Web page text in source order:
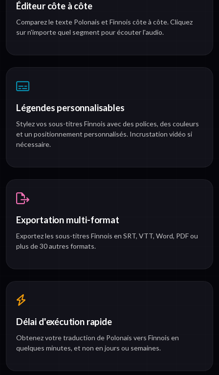
Éditeur côte à côte
Comparez le texte Polonais et Finnois côte à côte. Cliquez
sur n'importe quel segment pour écouter l'audio.
Légendes personnalisables
Stylez vos sous-titres Finnois avec des polices, des couleurs
et un positionnement personnalisés. Incrustation vidéo si
nécessaire.
Exportation multi-format
Exportez les sous-titres Finnois en SRT, VTT, Word, PDF ou
plus de 30 autres formats.
Délai d'exécution rapide
Obtenez votre traduction de Polonais vers Finnois en
quelques minutes, et non en jours ou semaines.